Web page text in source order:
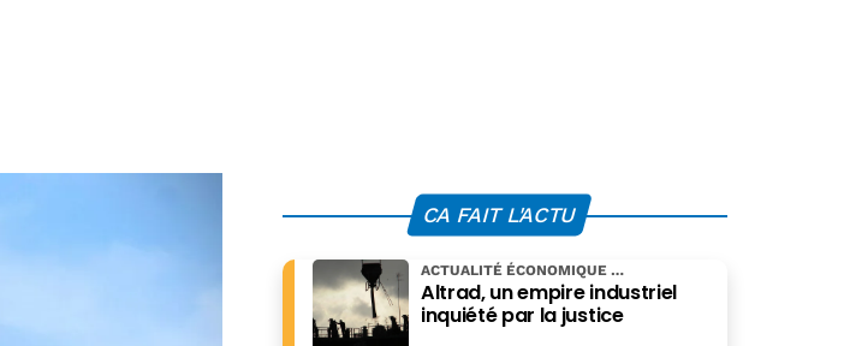
CA FAIT L'ACTU
Altrad, un empire industriel
inquiété par la justice
ACTUALITÉ ÉCONOMIQUE